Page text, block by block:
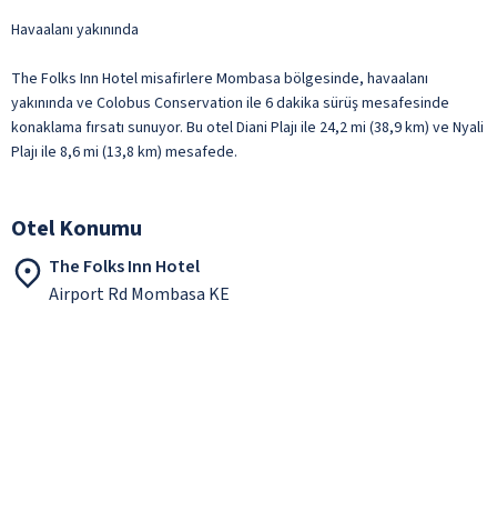
Havaalanı yakınında
The Folks Inn Hotel misafirlere Mombasa bölgesinde, havaalanı
yakınında ve Colobus Conservation ile 6 dakika sürüş mesafesinde
konaklama fırsatı sunuyor. Bu otel Diani Plajı ile 24,2 mi (38,9 km) ve Nyali
Plajı ile 8,6 mi (13,8 km) mesafede.
Otel Konumu
The Folks Inn Hotel
Airport Rd Mombasa KE